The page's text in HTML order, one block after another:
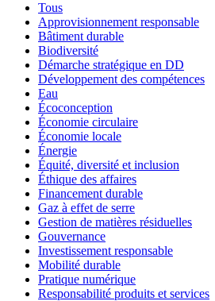
Tous
Approvisionnement responsable
Bâtiment durable
Biodiversité
Démarche stratégique en DD
Développement des compétences
Eau
Écoconception
Économie circulaire
Économie locale
Énergie
Équité, diversité et inclusion
Éthique des affaires
Financement durable
Gaz à effet de serre
Gestion de matières résiduelles
Gouvernance
Investissement responsable
Mobilité durable
Pratique numérique
Responsabilité produits et services